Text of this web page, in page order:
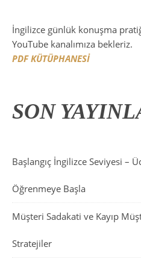
İngilizce günlük konuşma
YouTube kanalımıza bekleriz.
PDF KÜTÜPHANESİ
SON
Başlangıç İngilizce Seviyesi –
Öğrenmeye Başla
Müşteri Sadakati ve Kayıp
Stratejiler